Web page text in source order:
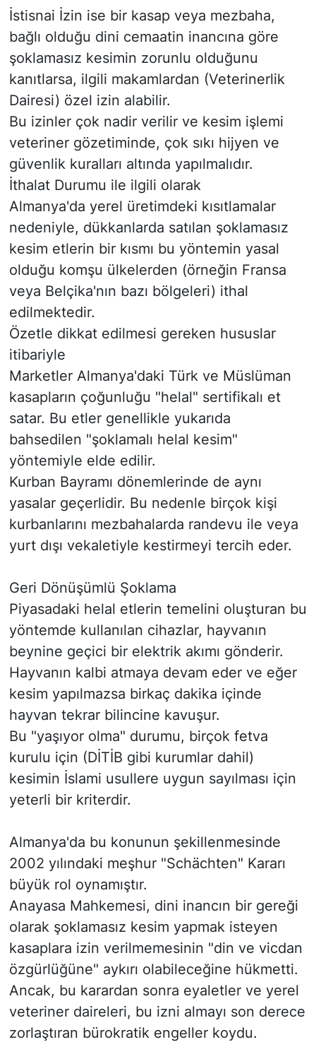
​İstisnai İzin ise bir kasap veya mezbaha,
bağlı olduğu dini cemaatin inancına göre
şoklamasız kesimin zorunlu olduğunu
kanıtlarsa, ilgili makamlardan (Veterinerlik
Dairesi) özel izin alabilir.
​Bu izinler çok nadir verilir ve kesim işlemi
veteriner gözetiminde, çok sıkı hijyen ve
güvenlik kuralları altında yapılmalıdır.
İthalat Durumu ile ilgili olarak
​Almanya'da yerel üretimdeki kısıtlamalar
nedeniyle, dükkanlarda satılan şoklamasız
kesim etlerin bir kısmı bu yöntemin yasal
olduğu komşu ülkelerden (örneğin Fransa
veya Belçika'nın bazı bölgeleri) ithal
edilmektedir.
​Özetle dikkat edilmesi gereken hususlar
itibariyle
​Marketler Almanya'daki Türk ve Müslüman
kasapların çoğunluğu "helal" sertifikalı et
satar. Bu etler genellikle yukarıda
bahsedilen "şoklamalı helal kesim"
yöntemiyle elde edilir.
​Kurban Bayramı dönemlerinde de aynı
yasalar geçerlidir. Bu nedenle birçok kişi
kurbanlarını mezbahalarda randevu ile veya
yurt dışı vekaletiyle kestirmeyi tercih eder.
​Geri Dönüşümlü Şoklama
​Piyasadaki helal etlerin temelini oluşturan bu
yöntemde kullanılan cihazlar, hayvanın
beynine geçici bir elektrik akımı gönderir.
​Hayvanın kalbi atmaya devam eder ve eğer
kesim yapılmazsa birkaç dakika içinde
hayvan tekrar bilincine kavuşur.
​Bu "yaşıyor olma" durumu, birçok fetva
kurulu için (DİTİB gibi kurumlar dahil)
kesimin İslami usullere uygun sayılması için
yeterli bir kriterdir.
​Almanya'da bu konunun şekillenmesinde
2002 yılındaki meşhur "Schächten" Kararı
büyük rol oynamıştır.
​Anayasa Mahkemesi, dini inancın bir gereği
olarak şoklamasız kesim yapmak isteyen
kasaplara izin verilmemesinin "din ve vicdan
özgürlüğüne" aykırı olabileceğine hükmetti.
​Ancak, bu karardan sonra eyaletler ve yerel
veteriner daireleri, bu izni almayı son derece
zorlaştıran bürokratik engeller koydu.